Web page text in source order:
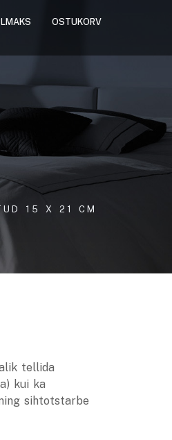
OSTUKORV
15 X 21 CM
tellida
kui ka
sihtotstarbe